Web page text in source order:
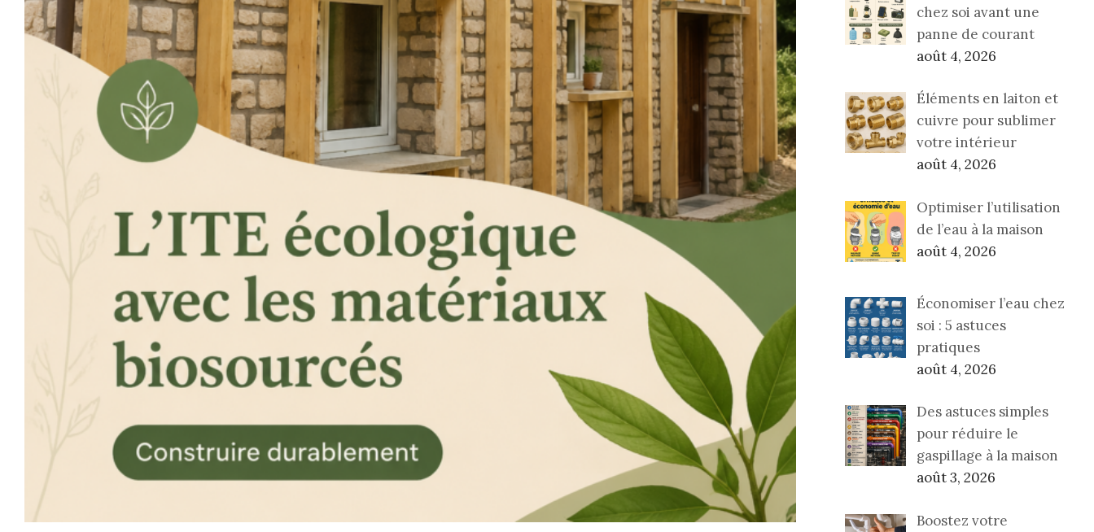
chez soi avant une
panne de courant
août 4, 2026
Éléments en laiton et
cuivre pour sublimer
votre intérieur
août 4, 2026
Optimiser l’utilisation
de l’eau à la maison
août 4, 2026
Économiser l’eau chez
soi : 5 astuces
pratiques
août 4, 2026
Des astuces simples
pour réduire le
gaspillage à la maison
août 3, 2026
Boostez votre